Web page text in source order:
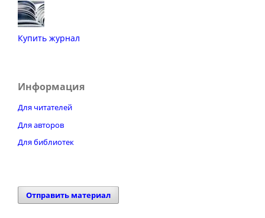
Купить журнал
Информация
Для читателей
Для авторов
Для библиотек
Отправить материал